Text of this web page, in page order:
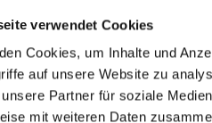
verwendet Cookies
Cookies, um Inhalte und
auf unsere Website zu
Partner für soziale
mit weiteren Daten
–
im